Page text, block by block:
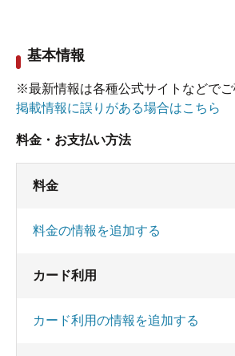
かってみるのも面白いかと思います
ただし、土・日は必ず?やっている
平日は月・水・金か火・木かが休
です。
基本情報
※最新情報は各種公式サイトなどで
掲載情報に誤りがある場合はこちら
料金・お支払い方法
料金
料金の情報を追加する
カード利用
カード利用の情報を追加する